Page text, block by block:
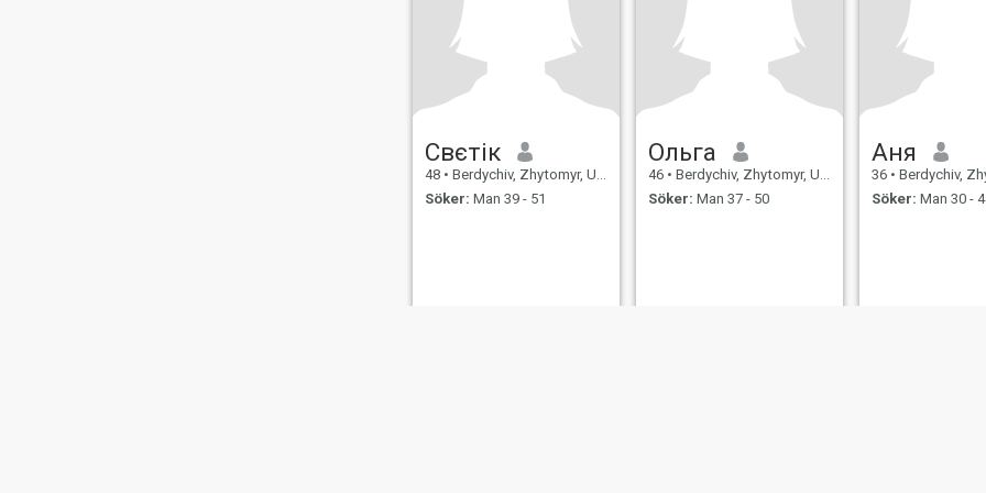
Свєтік
48 • Berdychiv, Zhytomyr, Ukraina
Söker: Man 39 - 51
Ольга
46 • Berdychiv, Zhytomyr, Ukraina
Söker: Man 37 - 50
Аня
36 • Berdychiv,
Söker: Man 30 -